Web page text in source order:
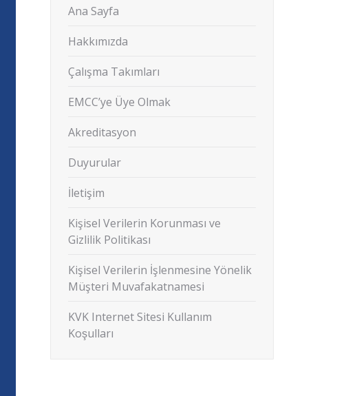
Ana Sayfa
Hakkımızda
Çalışma Takımları
EMCC’ye Üye Olmak
Akreditasyon
Duyurular
İletişim
Kişisel Verilerin Korunması ve
Gizlilik Politikası
Kişisel Verilerin İşlenmesine Yönelik
Müşteri Muvafakatnamesi
KVK Internet Sitesi Kullanım
Koşulları